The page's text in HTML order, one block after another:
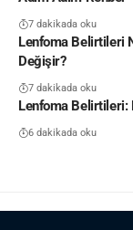
7 dakikada oku
Lenfoma Belirtileri
Değişir?
7 dakikada oku
Lenfoma Belirtileri:
6 dakikada oku